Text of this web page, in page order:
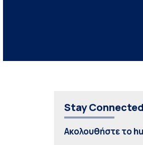
Stay Connected
Ακολουθήστε το